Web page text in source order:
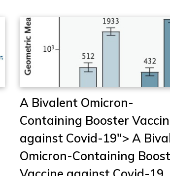
A Bivalent Omicron-
Containing Booster
against Covid-19"> A
Omicron-Containing